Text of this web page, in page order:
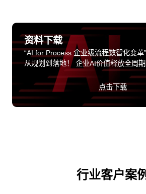
资料下载
“AI for Process 企业级流程数智化变革
从规划到落地！ 企业AI价值释放全周
点击下载
行业客户案